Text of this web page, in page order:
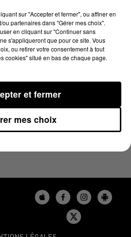
sec
DU 06/08/2025 À 07H00
sur "Accepter et fermer", ou affiner en
partenaires dans "Gérer mes choix".
en cliquant sur "Continuer sans
s'appliqueront que pour ce site. Vous
ou retirer votre consentement à tout
cookies" situé en bas de chaque page.
mes choix
et fermer